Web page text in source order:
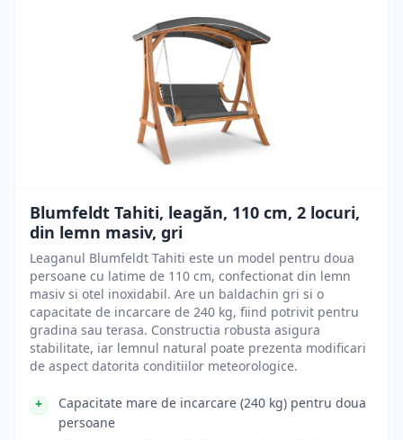
Blumfeldt Tahiti, leagăn, 110 cm, 2 locuri,
din lemn masiv, gri
Leaganul Blumfeldt Tahiti este un model pentru doua
persoane cu latime de 110 cm, confectionat din lemn
masiv si otel inoxidabil. Are un baldachin gri si o
capacitate de incarcare de 240 kg, fiind potrivit pentru
gradina sau terasa. Constructia robusta asigura
stabilitate, iar lemnul natural poate prezenta modificari
de aspect datorita conditiilor meteorologice.
Capacitate mare de incarcare (240 kg) pentru doua
persoane